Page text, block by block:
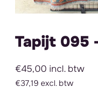
Tapijt 095
€45,00 incl. btw
€37,19 excl. btw